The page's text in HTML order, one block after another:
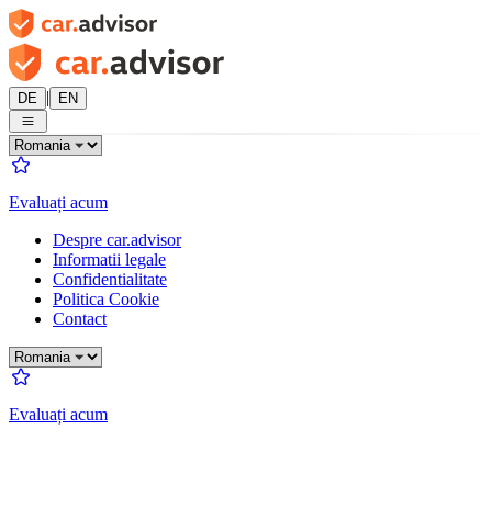
DE | EN
Evaluați acum
Despre car.advisor
Informatii legale
Confidentialitate
Politica Cookie
Contact
Evaluați acum